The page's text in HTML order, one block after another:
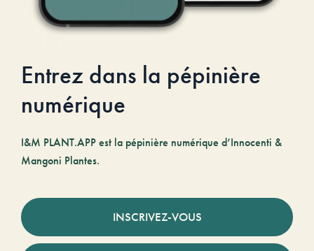
Entrez dans la pépinière
numérique
I&M PLANT.APP est la pépinière numérique d’Innocenti &
Mangoni Plantes.
INSCRIVEZ-VOUS